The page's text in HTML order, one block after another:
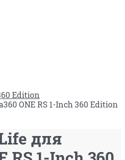
Edition
ONE RS 1-Inch 360 Edition
для